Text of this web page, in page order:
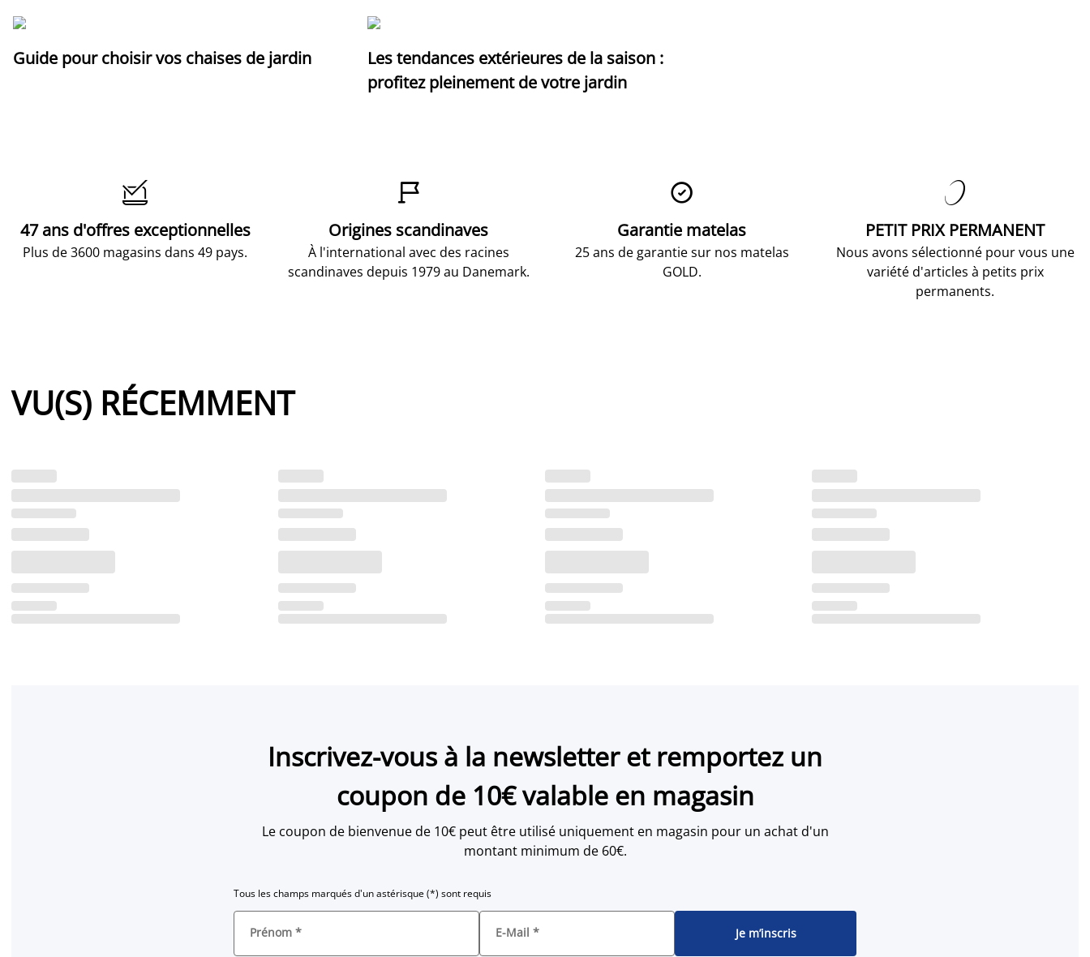
Guide pour choisir vos chaises de jardin
Les tendances extérieures de la saison :
profitez pleinement de votre jardin

47 ans d'offres exceptionnelles
Plus de 3600 magasins dans 49 pays.

Origines scandinaves
À l'international avec des racines
scandinaves depuis 1979 au Danemark.

Garantie matelas
25 ans de garantie sur nos matelas
GOLD.

PETIT PRIX PERMANENT
Nous avons sélectionné pour vous une
variété d'articles à petits prix
permanents.
VU(S) RÉCEMMENT
Inscrivez-vous à la newsletter et remportez un
coupon de 10€ valable en magasin
Le coupon de bienvenue de 10€ peut être utilisé uniquement en magasin pour un achat d'un
montant minimum de 60€.
Tous les champs marqués d'un astérisque (*) sont requis
Prénom * E-Mail * Je m’inscris